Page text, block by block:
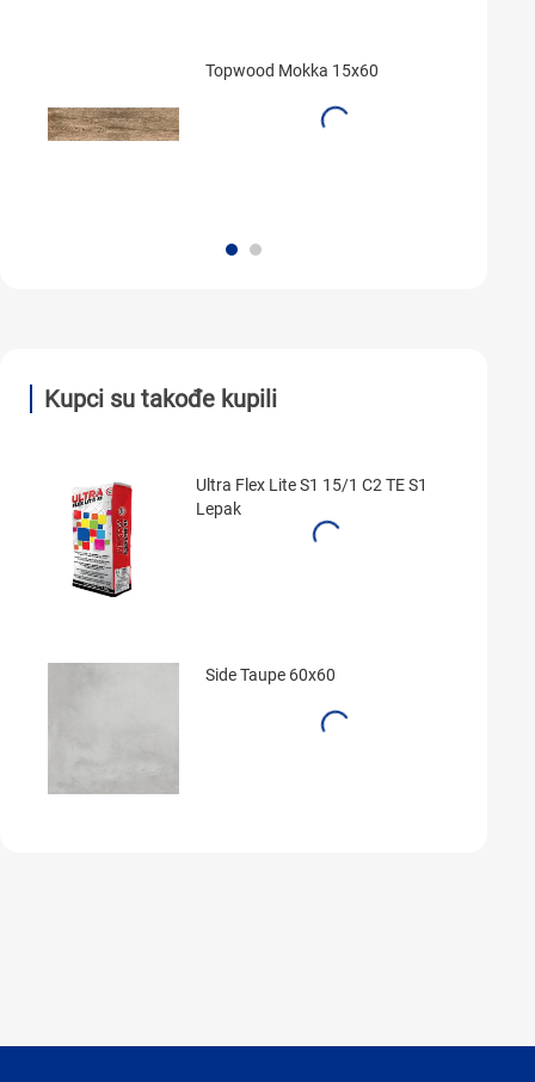
Topwood Mokka 15x60
Kupci su takođe kupili
Ultra Flex Lite S1 15/1 C2 TE S1
Lepak
Side Taupe 60x60